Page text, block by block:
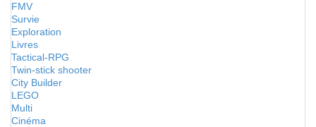
FMV
Survie
Exploration
Livres
Tactical-RPG
Twin-stick shooter
City Builder
LEGO
Multi
Cinéma